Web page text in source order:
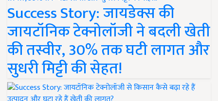
Success Story: जायडेक्स की
जायटॉनिक टेक्नोलॉजी ने बदली खेती
की तस्वीर, 30% तक घटी लागत और
सुधरी मिट्टी की सेहत!